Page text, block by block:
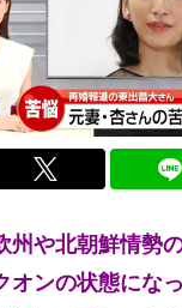
や北朝鮮情勢
オンの状態にな